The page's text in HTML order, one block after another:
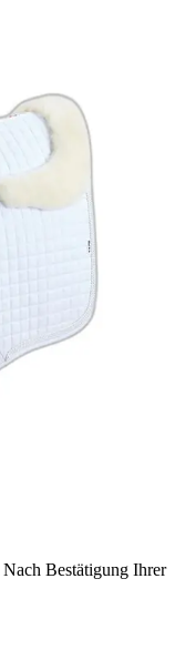
Nach Bestätigung Ihrer